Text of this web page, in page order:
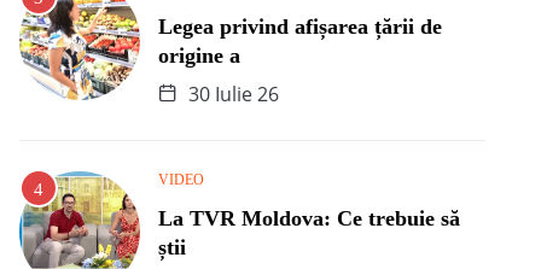
Legea privind afișarea țării de
origine a
30 Iulie 26
VIDEO
La TVR Moldova: Ce trebuie să
știi